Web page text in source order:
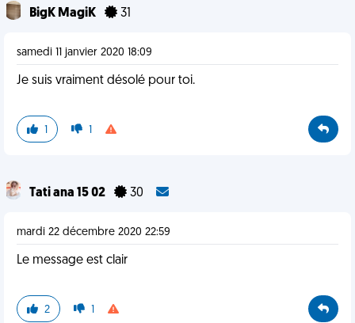
BigK MagiK 31
samedi 11 janvier 2020 18:09
Je suis vraiment désolé pour toi.
1 1
Tati ana 15 02 30
mardi 22 décembre 2020 22:59
Le message est clair
2 1